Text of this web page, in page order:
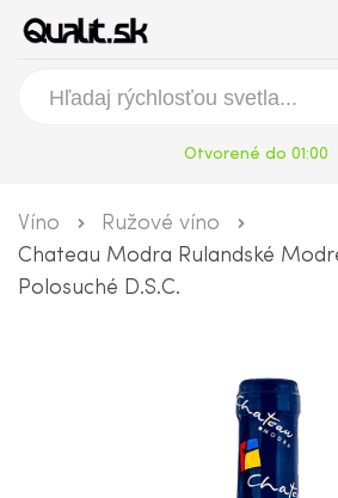
Otvorené do 01:00
Víno
Ružové víno
Chateau Modra Rulandské
Polosuché D.S.C.